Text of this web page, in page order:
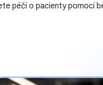
péči o pacienty pomocí